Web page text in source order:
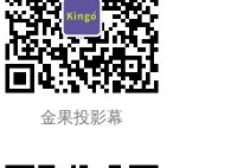
金果投影幕